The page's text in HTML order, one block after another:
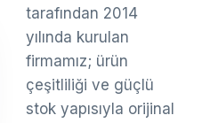
tarafından 2014
yılında kurulan
firmamız; ürün
çeşitliliği ve güçlü
stok yapısıyla orijinal